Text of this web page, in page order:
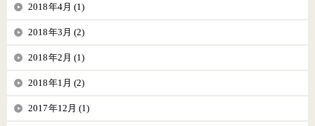
2018年4月 (1)
2018年3月 (2)
2018年2月 (1)
2018年1月 (2)
2017年12月 (1)